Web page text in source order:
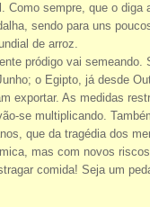
sempre, que o diga
sendo para uns
de arroz.
pródigo vai semeando.
o Egipto, já desde
exportar. As medidas
se multiplicando.
que da tragédia dos
mas com novos
comida! Seja um